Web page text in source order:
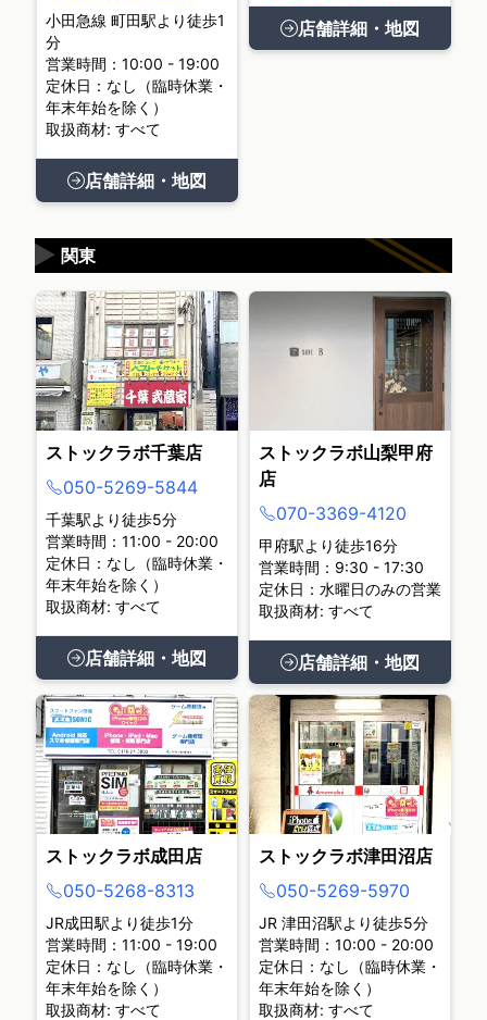
小田急線 町田駅より徒歩1
分
営業時間：10:00 - 19:00
定休日：なし（臨時休業・
年末年始を除く）
取扱商材: すべて
店舗詳細・地図
店舗詳細・地図
関東
▶
ストックラボ千葉店
050-5269-5844
千葉駅より徒歩5分
営業時間：11:00 - 20:00
定休日：なし（臨時休業・
年末年始を除く）
取扱商材: すべて
店舗詳細・地図
ストックラボ山梨甲府
店
070-3369-4120
甲府駅より徒歩16分
営業時間：9:30 - 17:30
定休日：水曜日のみの営業
取扱商材: すべて
店舗詳細・地図
ストックラボ成田店
050-5268-8313
JR成田駅より徒歩1分
営業時間：11:00 - 19:00
定休日：なし（臨時休業・
年末年始を除く）
取扱商材: すべて
ストックラボ津田沼店
050-5269-5970
JR 津田沼駅より徒歩5分
営業時間：10:00 - 20:00
定休日：なし（臨時休業・
年末年始を除く）
取扱商材: すべて